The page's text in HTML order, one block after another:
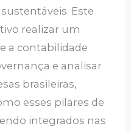
Este
realizar um
a contabilidade
e analisar
brasileiras,
esses pilares de
integrados nas